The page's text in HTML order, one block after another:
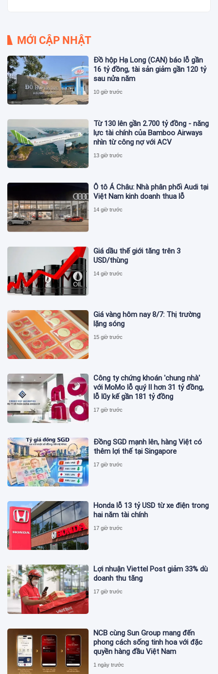
MỚI CẬP NHẬT
Đồ hộp Hạ Long (CAN) báo lỗ gần
16 tỷ đồng, tài sản giảm gần 120 tỷ
sau nửa năm
10 giờ trước
Từ 130 lên gần 2.700 tỷ đồng - năng
lực tài chính của Bamboo Airways
nhìn từ công nợ với ACV
13 giờ trước
Ô tô Á Châu: Nhà phân phối Audi tại
Việt Nam kinh doanh thua lỗ
14 giờ trước
Giá dầu thế giới tăng trên 3
USD/thùng
14 giờ trước
Giá vàng hôm nay 8/7: Thị trường
lặng sóng
15 giờ trước
Công ty chứng khoán 'chung nhà'
với MoMo lỗ quý II hơn 31 tỷ đồng,
lỗ lũy kế gần 181 tỷ đồng
17 giờ trước
Đồng SGD mạnh lên, hàng Việt có
thêm lợi thế tại Singapore
17 giờ trước
Honda lỗ 13 tỷ USD từ xe điện trong
hai năm tài chính
17 giờ trước
Lợi nhuận Viettel Post giảm 33% dù
doanh thu tăng
17 giờ trước
NCB cùng Sun Group mang đến
phong cách sống tinh hoa với đặc
quyền hàng đầu Việt Nam
1 ngày trước